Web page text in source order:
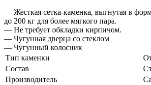
— Жесткая сетка-каменка, выгнутая в
до 200 кг для более мягкого пара.
— Не требует обкладки кирпичом.
— Чугунная дверца со стеклом
— Чугунный колосник
Тип каменки
Состав
Производитель